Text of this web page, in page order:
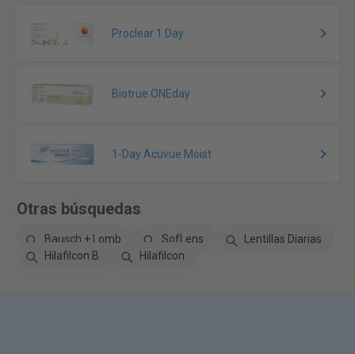
Proclear 1 Day
Biotrue ONEday
1-Day Acuvue Moist
Otras búsquedas
Bausch + Lomb SofLens
Lentillas Diarias
Hilafilcon B
Hilafilcon